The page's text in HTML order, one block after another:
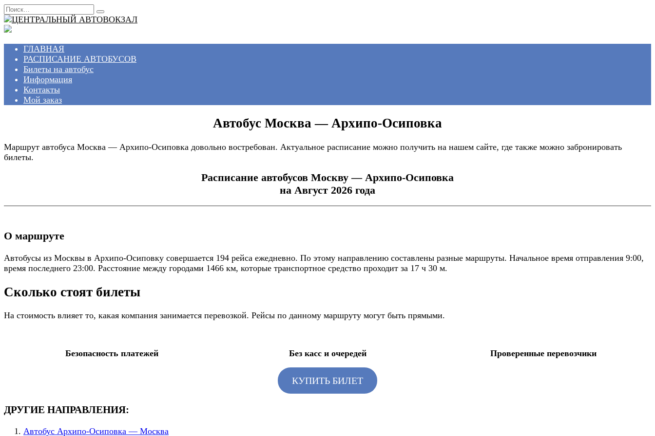
Перейти
к
содержанию
Search
for:
ГЛАВНАЯ
РАСПИСАНИЕ АВТОБУСОВ
Билеты на автобус
Информация
Контакты
Мой заказ
Автобус Москва — Архипо-Осиповка
Маршрут автобуса Москва — Архипо-Осиповка довольно востребован. Актуальное расписание можно получить на нашем сайте, где также можно забронировать
билеты.
Расписание автобусов Москву — Архипо-Осиповка
на Август 2026 года
О маршруте
Автобусы из Москвы в Архипо-Осиповку совершается 194 рейса ежедневно. По этому направлению составлены разные маршруты. Начальное время отправления 9:00,
время последнего 23:00. Расстояние между городами 1466 км, которые транспортное средство проходит за 17 ч 30 м.
Сколько стоят билеты
На стоимость влияет то, какая компания занимается перевозкой. Рейсы по данному маршруту могут быть прямыми.
Безопасность платежей Без касс и очередей Проверенные перевозчики
КУПИТЬ БИЛЕТ
ДРУГИЕ НАПРАВЛЕНИЯ:
Автобус Архипо-Осиповка — Москва